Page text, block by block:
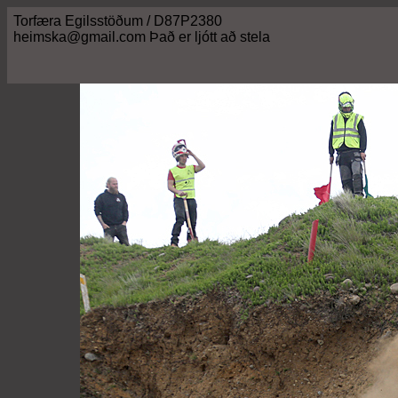
Torfæra Egilsstöðum / D87P2380
heimska@gmail.com Það er ljótt að stela